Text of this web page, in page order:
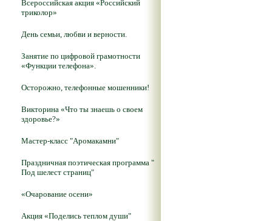
Всероссийская акция «Российский
триколор»
День семьи, любви и верности.
Занятие по цифровой грамотности
«Функции телефона».
Осторожно, телефонные мошенники!
Викторина «Что ты знаешь о своем
здоровье?»
Мастер-класс "Аромакамни"
Праздничная поэтическая программа "
Под шелест страниц"
«Очарование осени»
Акция «Поделись теплом души"